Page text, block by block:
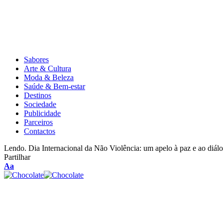
Sabores
Arte & Cultura
Moda & Beleza
Saúde & Bem-estar
Destinos
Sociedade
Publicidade
Parceiros
Contactos
Lendo. Dia Internacional da Não Violência: um apelo à paz e ao
Partilhar
Aa